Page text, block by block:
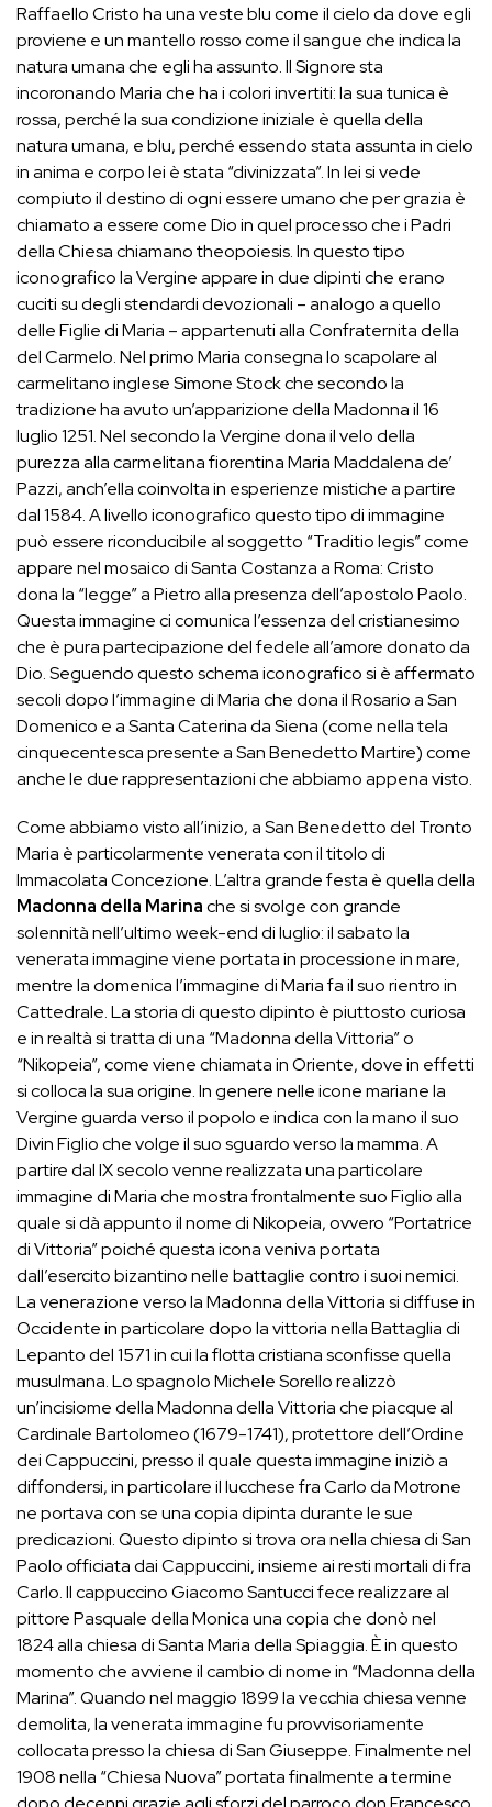
Raffaello Cristo ha una veste blu come il cielo da dove egli
proviene e un mantello rosso come il sangue che indica la
natura umana che egli ha assunto. Il Signore sta
incoronando Maria che ha i colori invertiti: la sua tunica è
rossa, perché la sua condizione iniziale è quella della
natura umana, e blu, perché essendo stata assunta in cielo
in anima e corpo lei è stata “divinizzata”. In lei si vede
compiuto il destino di ogni essere umano che per grazia è
chiamato a essere come Dio in quel processo che i Padri
della Chiesa chiamano theopoiesis. In questo tipo
iconografico la Vergine appare in due dipinti che erano
cuciti su degli stendardi devozionali – analogo a quello
delle Figlie di Maria – appartenuti alla Confraternita della
del Carmelo. Nel primo Maria consegna lo scapolare al
carmelitano inglese Simone Stock che secondo la
tradizione ha avuto un’apparizione della Madonna il 16
luglio 1251. Nel secondo la Vergine dona il velo della
purezza alla carmelitana fiorentina Maria Maddalena de’
Pazzi, anch’ella coinvolta in esperienze mistiche a partire
dal 1584. A livello iconografico questo tipo di immagine
può essere riconducibile al soggetto “Traditio legis” come
appare nel mosaico di Santa Costanza a Roma: Cristo
dona la “legge” a Pietro alla presenza dell’apostolo Paolo.
Questa immagine ci comunica l’essenza del cristianesimo
che è pura partecipazione del fedele all’amore donato da
Dio. Seguendo questo schema iconografico si è affermato
secoli dopo l’immagine di Maria che dona il Rosario a San
Domenico e a Santa Caterina da Siena (come nella tela
cinquecentesca presente a San Benedetto Martire) come
anche le due rappresentazioni che abbiamo appena visto.
Come abbiamo visto all’inizio, a San Benedetto del Tronto
Maria è particolarmente venerata con il titolo di
Immacolata Concezione. L’altra grande festa è quella della
Madonna della Marinache si svolge con grande
solennità nell’ultimo week-end di luglio: il sabato la
venerata immagine viene portata in processione in mare,
mentre la domenica l’immagine di Maria fa il suo rientro in
Cattedrale. La storia di questo dipinto è piuttosto curiosa
e in realtà si tratta di una “Madonna della Vittoria” o
“Nikopeia”, come viene chiamata in Oriente, dove in effetti
si colloca la sua origine. In genere nelle icone mariane la
Vergine guarda verso il popolo e indica con la mano il suo
Divin Figlio che volge il suo sguardo verso la mamma. A
partire dal IX secolo venne realizzata una particolare
immagine di Maria che mostra frontalmente suo Figlio alla
quale si dà appunto il nome di Nikopeia, ovvero “Portatrice
di Vittoria” poiché questa icona veniva portata
dall’esercito bizantino nelle battaglie contro i suoi nemici.
La venerazione verso la Madonna della Vittoria si diffuse in
Occidente in particolare dopo la vittoria nella Battaglia di
Lepanto del 1571 in cui la flotta cristiana sconfisse quella
musulmana. Lo spagnolo Michele Sorello realizzò
un’incisiome della Madonna della Vittoria che piacque al
Cardinale Bartolomeo (1679-1741), protettore dell’Ordine
dei Cappuccini, presso il quale questa immagine iniziò a
diffondersi, in particolare il lucchese fra Carlo da Motrone
ne portava con se una copia dipinta durante le sue
predicazioni. Questo dipinto si trova ora nella chiesa di San
Paolo officiata dai Cappuccini, insieme ai resti mortali di fra
Carlo. Il cappuccino Giacomo Santucci fece realizzare al
pittore Pasquale della Monica una copia che donò nel
1824 alla chiesa di Santa Maria della Spiaggia. È in questo
momento che avviene il cambio di nome in “Madonna della
Marina”. Quando nel maggio 1899 la vecchia chiesa venne
demolita, la venerata immagine fu provvisoriamente
collocata presso la chiesa di San Giuseppe. Finalmente nel
1908 nella “Chiesa Nuova” portata finalmente a termine